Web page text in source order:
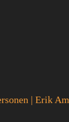
| Erik